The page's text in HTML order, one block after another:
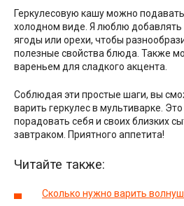
Геркулесовую кашу можно
холодном виде. Я люблю добавлять
ягоды или орехи, чтобы
полезные свойства блюда. Также
вареньем для сладкого акцента.
Соблюдая эти простые шаги, вы
варить геркулес в мультиварке.
порадовать себя и своих близких
завтраком. Приятного аппетита!
Читайте также:
Сколько нужно варить